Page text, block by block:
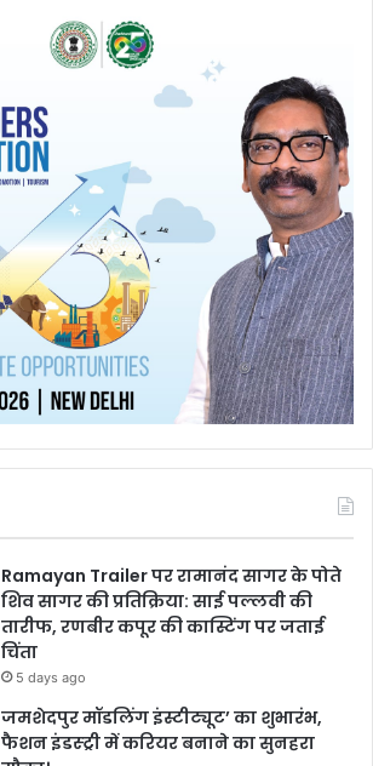
Ramayan Trailer पर रामानंद सागर के पोते
शिव सागर की प्रतिक्रिया: साई पल्लवी की
तारीफ, रणबीर कपूर की कास्टिंग पर जताई
चिंता
5 days ago
जमशेदपुर मॉडलिंग इंस्टीट्यूट’ का शुभारंभ,
फैशन इंडस्ट्री में करियर बनाने का सुनहरा